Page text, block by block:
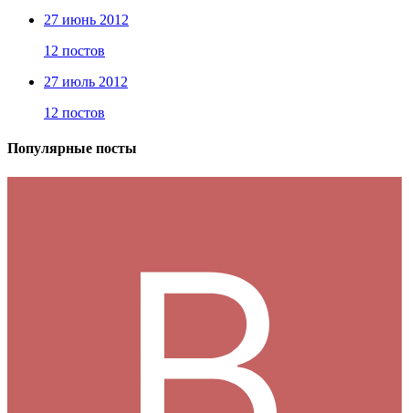
27 июнь 2012
12 постов
27 июль 2012
12 постов
Популярные посты